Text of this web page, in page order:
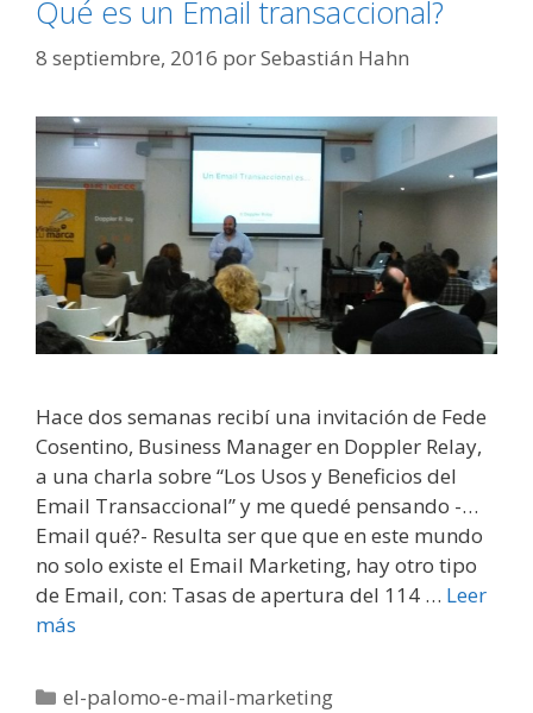
Qué es un Email transaccional?
8 septiembre, 2016 porSebastián Hahn
Hace dos semanas recibí una invitación de Fede
Cosentino, Business Manager en Doppler Relay,
a una charla sobre “Los Usos y Beneficios del
Email Transaccional” y me quedé pensando -…
Email qué?- Resulta ser que que en este mundo
no solo existe el Email Marketing, hay otro tipo
de Email, con: Tasas de apertura del 114 … Leer
más
Categorías
el-palomo-e-mail-marketing